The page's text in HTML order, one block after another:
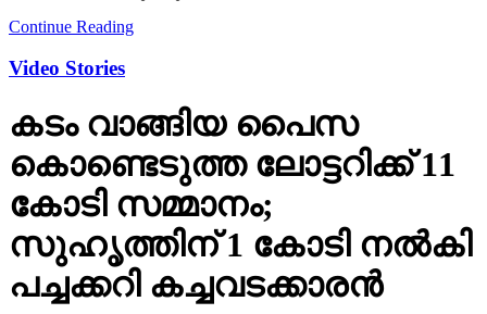
Continue Reading
Video Stories
കടം വാങ്ങിയ പൈസ
കൊണ്ടെടുത്ത ലോട്ടറിക്ക് 11
കോടി സമ്മാനം;
സുഹൃത്തിന് 1 കോടി നല്‍കി
പച്ചക്കറി കച്ചവടക്കാരന്‍